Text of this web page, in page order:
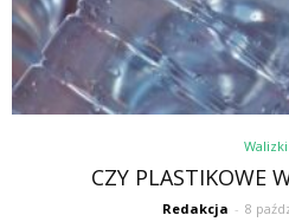
Walizki
CZY PLASTIKOWE
Redakcja - 8